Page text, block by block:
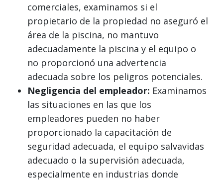
comerciales, examinamos si el
propietario de la propiedad no aseguró el
área de la piscina, no mantuvo
adecuadamente la piscina y el equipo o
no proporcionó una advertencia
adecuada sobre los peligros potenciales.
Negligencia del empleador: Examinamos
las situaciones en las que los
empleadores pueden no haber
proporcionado la capacitación de
seguridad adecuada, el equipo salvavidas
adecuado o la supervisión adecuada,
especialmente en industrias donde